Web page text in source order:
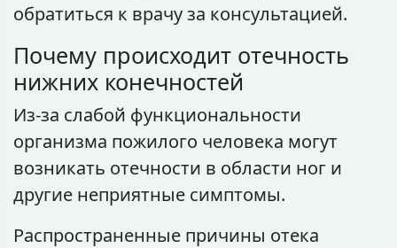
обратиться к врачу за консультацией.
Почему происходит отечность
нижних конечностей
Из-за слабой функциональности
организма пожилого человека могут
возникать отечности в области ног и
другие неприятные симптомы.
Распространенные причины отека